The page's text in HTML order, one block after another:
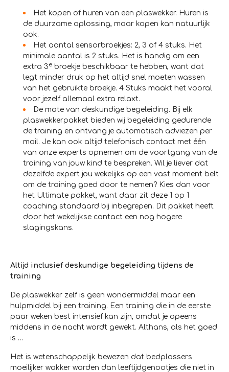
Het kopen of huren van een plaswekker. Huren is
de duurzame oplossing, maar kopen kan natuurlijk
ook.
Het aantal sensorbroekjes: 2, 3 of 4 stuks. Het
minimale aantal is 2 stuks. Het is handig om een
extra 3e broekje beschikbaar te hebben, want dat
legt minder druk op het altijd snel moeten wassen
van het gebruikte broekje. 4 Stuks maakt het vooral
voor jezelf allemaal extra relaxt.
De mate van deskundige begeleiding. Bij elk
plaswekkerpakket bieden wij begeleiding gedurende
de training en ontvang je automatisch adviezen per
mail. Je kan ook altijd telefonisch contact met één
van onze experts opnemen om de voortgang van de
training van jouw kind te bespreken. Wil je liever dat
dezelfde expert jou wekelijks op een vast moment belt
om de training goed door te nemen? Kies dan voor
het Ultimate pakket, want daar zit deze 1 op 1
coaching standaard bij inbegrepen. Dit pakket heeft
door het wekelijkse contact een nog hogere
slagingskans.
Altijd inclusief deskundige begeleiding tijdens de
training
De plaswekker zelf is geen wondermiddel maar een
hulpmiddel bij een training. Een training die in de eerste
paar weken best intensief kan zijn, omdat je opeens
middens in de nacht wordt gewekt. Althans, als het goed
is …
Het is wetenschappelijk bewezen dat bedplassers
moeilijker wakker worden dan leeftijdgenootjes die niet in